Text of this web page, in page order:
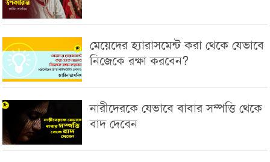
মেয়েদের হ্যারাসমেন্ট করা থেকে যেভাবে
নিজেকে রক্ষা করবেন?
নারীদেরকে যেভাবে বাবার সম্পত্তি থেকে
বাদ দেবেন